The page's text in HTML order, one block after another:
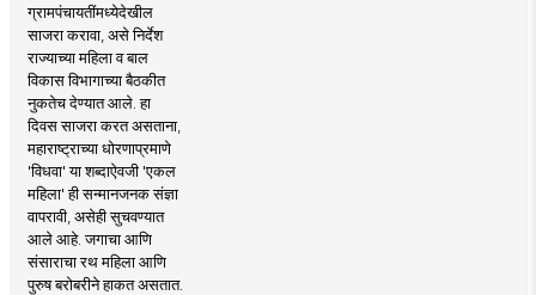
ग्रामपंचायतींमध्येदेखील
साजरा करावा, असे निर्देश
राज्याच्या महिला व बाल
विकास विभागाच्या बैठकीत
नुकतेच देण्यात आले. हा
दिवस साजरा करत असताना,
महाराष्ट्राच्या धोरणाप्रमाणे
'विधवा' या शब्दाऐवजी 'एकल
महिला' ही सन्मानजनक संज्ञा
वापरावी, असेही सुचवण्यात
आले आहे. जगाचा आणि
संसाराचा रथ महिला आणि
पुरुष बरोबरीने हाकत असतात.